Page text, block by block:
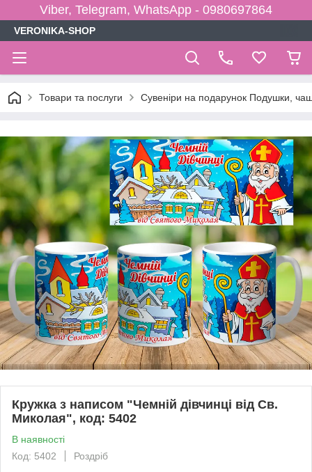
Viber, Telegram, WhatsApp - 0980697864
VERONIKA-SHOP
Товари та послуги Сувеніри на подарунок Подушки,
Кружка з написом "Чемній дівчинці від Св.
Миколая", код: 5402
В наявності
Код: 5402
Роздріб